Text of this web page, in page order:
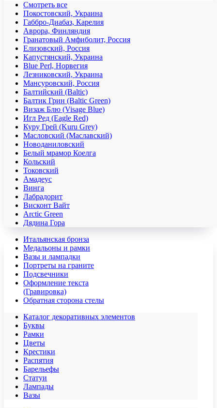
Смотреть все
Покостовский, Украина
Габбро-Диабаз, Карелия
Аврора, Финляндия
Гранатовый Амфиболит, Россия
Елизовский, Россия
Капустянский, Украина
Blue Perl, Норвегия
Лезниковский, Украина
Мансуровский, Россия
Балтийский (Baltic)
Балтик Грин (Baltic Green)
Визаж Блю (Visage Blue)
Игл Ред (Eagle Red)
Куру Грей (Kuru Grey)
Масловский (Маславский)
Новоданиловский
Белый мрамор Коелга
Кольский
Токовский
Амадеус
Винга
Лабрадорит
Висконт Вайт
Аrctic Green
Дядина Гора
Итальянская бронза
Медальоны и рамки
Вазы и лампадки
Портреты на граните
Подсвечники
Оформление текста
(Гравировка)
Обратная сторона стелы
Каталог декоративных элементов
Буквы
Рамки
Цветы
Крестики
Распятия
Барельефы
Статуи
Лампады
Вазы